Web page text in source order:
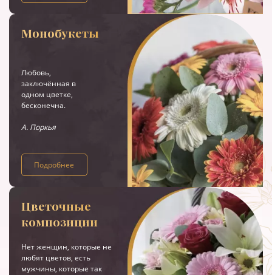
Монобукеты
Любовь,
заключённая в
одном цветке,
бесконечна.
А. Поркья
Подробнее
Цветочные
композиции
Нет женщин, которые не
любят цветов, есть
мужчины, которые так